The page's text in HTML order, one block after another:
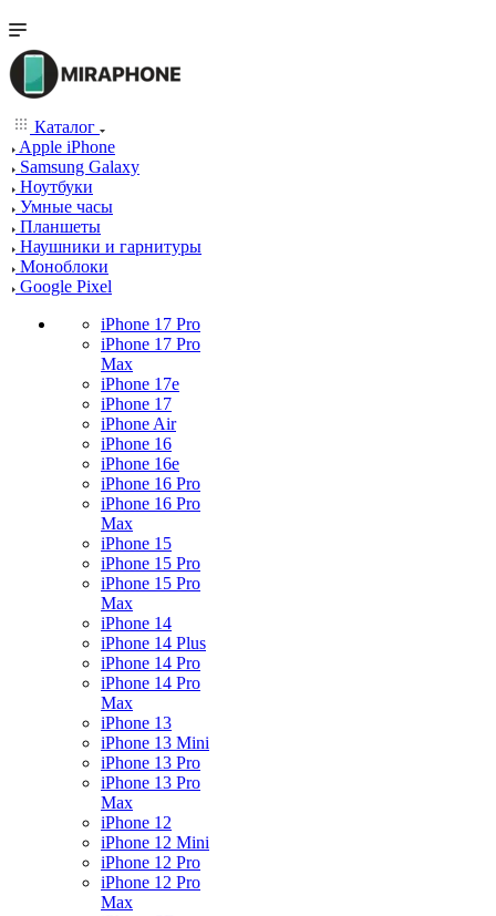
Каталог
Apple iPhone
Samsung Galaxy
Ноутбуки
Умные часы
Планшеты
Наушники и гарнитуры
Моноблоки
Google Pixel
iPhone 17 Pro
iPhone 17 Pro
Max
iPhone 17e
iPhone 17
iPhone Air
iPhone 16
iPhone 16e
iPhone 16 Pro
iPhone 16 Pro
Max
iPhone 15
iPhone 15 Pro
iPhone 15 Pro
Max
iPhone 14
iPhone 14 Plus
iPhone 14 Pro
iPhone 14 Pro
Max
iPhone 13
iPhone 13 Mini
iPhone 13 Pro
iPhone 13 Pro
Max
iPhone 12
iPhone 12 Mini
iPhone 12 Pro
iPhone 12 Pro
Max